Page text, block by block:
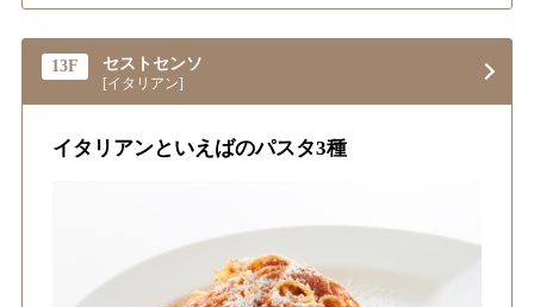
13F セストセンソ
[イタリアン]
イタリアンといえばのパスタ3種